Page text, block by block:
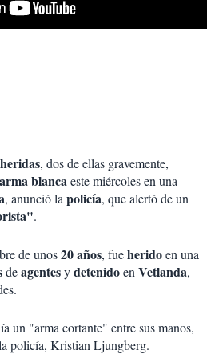
heridas, dos de ellas gravemente,
arma blancaeste miércoles en una
, anunció la policía, que alertó de un
.
de unos20 años, fueheridoen una
deagentesydetenidoen Vetlanda,
un "arma cortante" entre sus manos,
policía, Kristian Ljungberg.